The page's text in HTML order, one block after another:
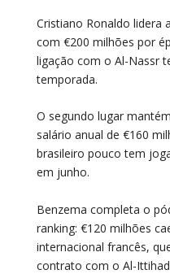
Cristiano Ronaldo lidera
com €200 milhões por
ligação com o Al-Nassr
temporada.
O segundo lugar
salário anual de €160
brasileiro pouco tem
em junho.
Benzema completa o
ranking: €120 milhões
internacional francês,
contrato com o Al-